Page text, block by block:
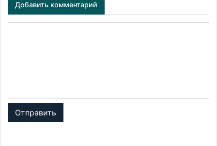
Добавить комментарий
Отправить